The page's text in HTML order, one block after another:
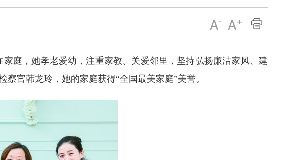
A- A+
庭，她孝老爱幼，注重家教、关爱邻里，坚持弘扬廉洁家风、建
官韩龙玲，她的家庭获得“全国最美家庭”美誉。